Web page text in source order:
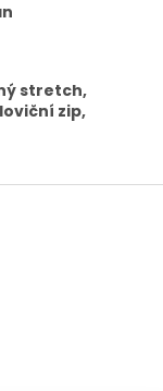
stretch,
zip,